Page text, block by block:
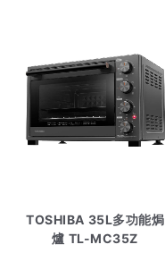
TOSHIBA 35L多功能焗
爐 TL-MC35Z